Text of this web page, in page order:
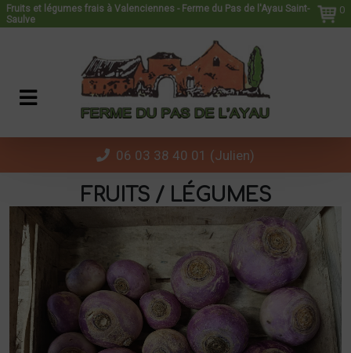
Fruits et légumes frais à Valenciennes - Ferme du Pas de l'Ayau Saint-
Saulve
0
06 03 38 40 01 (Julien)
FRUITS / LÉGUMES
Panneau de gestion des cookies